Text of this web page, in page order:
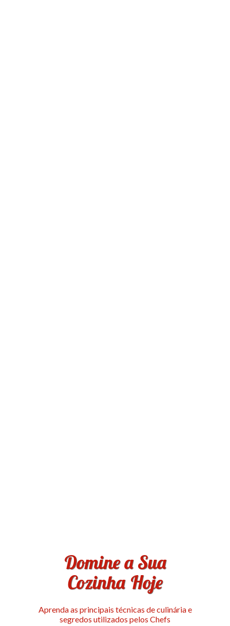
Domine a Sua
Cozinha Hoje
Aprenda as principais técnicas de culinária e
segredos utilizados pelos Chefs